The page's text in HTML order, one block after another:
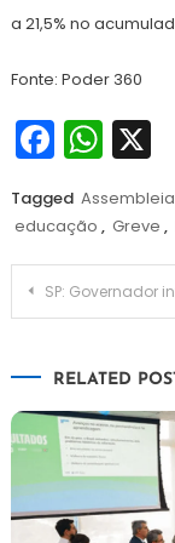
a 21,5% no
Fonte: Poder 360
X
Tagged
educação , Greve ,
SP: Governador informa sobre lei que institui
RELATED